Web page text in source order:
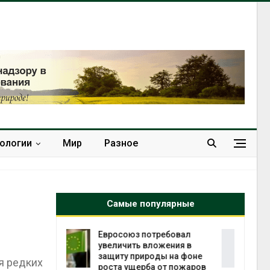
Мир Разное
редких
Самые популярные
пожаров
Американские экологи
предупредили о
масштабном загрязнении
из-за противопожарной